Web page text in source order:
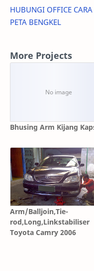
HUBUNGI OFFICE CARA
PETA BENGKEL
More Projects
Bhusing Arm Kijang
Arm/Balljoin,Tie-
rod,Long,Linkstabiliser
Toyota Camry 2006